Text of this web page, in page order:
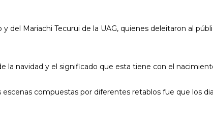
del Mariachi Tecurui de la UAG, quienes deleitaron al
la navidad y el significado que esta tiene con el
compuestas por diferentes retablos fue que los